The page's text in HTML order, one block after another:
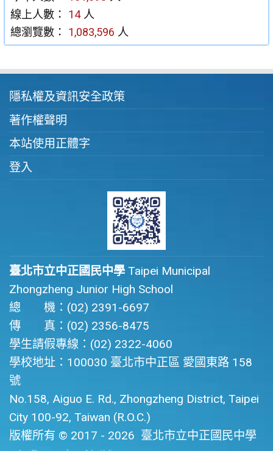
線上人數：
14 人
總瀏覽數：
1,083,596 人
隱私權及資訊安全政策
著作權聲明
本站使用正體字
登入
臺北市立中正國民中學 Taipei Municipal
Zhongzheng Junior High School
總 機：(02) 2391-6697
傳 真：(02) 2356-8475
學生請假專線：(02) 2322-4060
學校地址：100030 臺北市中正區 愛國東路 158
號
No.158, Aiguo E. Rd., Zhongzheng District, Taipei
City 100-92, Taiwan (R.O.C.)
版權所有 © 2017 - 2026 臺北市立中正國民中學